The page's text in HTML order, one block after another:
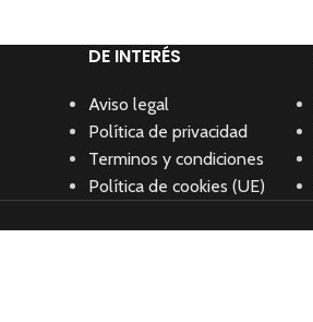
DE INTERÉS
Aviso legal
Política de privacidad
Terminos y condiciones
Política de cookies (UE)